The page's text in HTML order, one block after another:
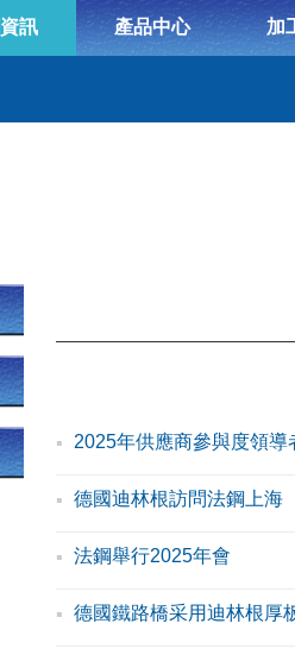
訊 產品中心 加
2025年供應商參與度領導
德國迪林根訪問法鋼上海
法鋼舉行2025年會
德國鐵路橋采用迪林根厚